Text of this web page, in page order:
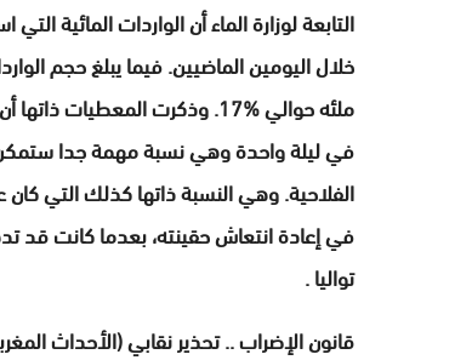
التابعة لوزارة الماء أن الواردات
في ليلة واحدة وهي نسبة مهمة جدا
الفلاحية. وهي النسبة ذاتها كذلك التي
في إعادة انتعاش حقينته، بعدما كانت قد
تواليا .
قانون الإضراب .. تحذير نقابي (الأحداث